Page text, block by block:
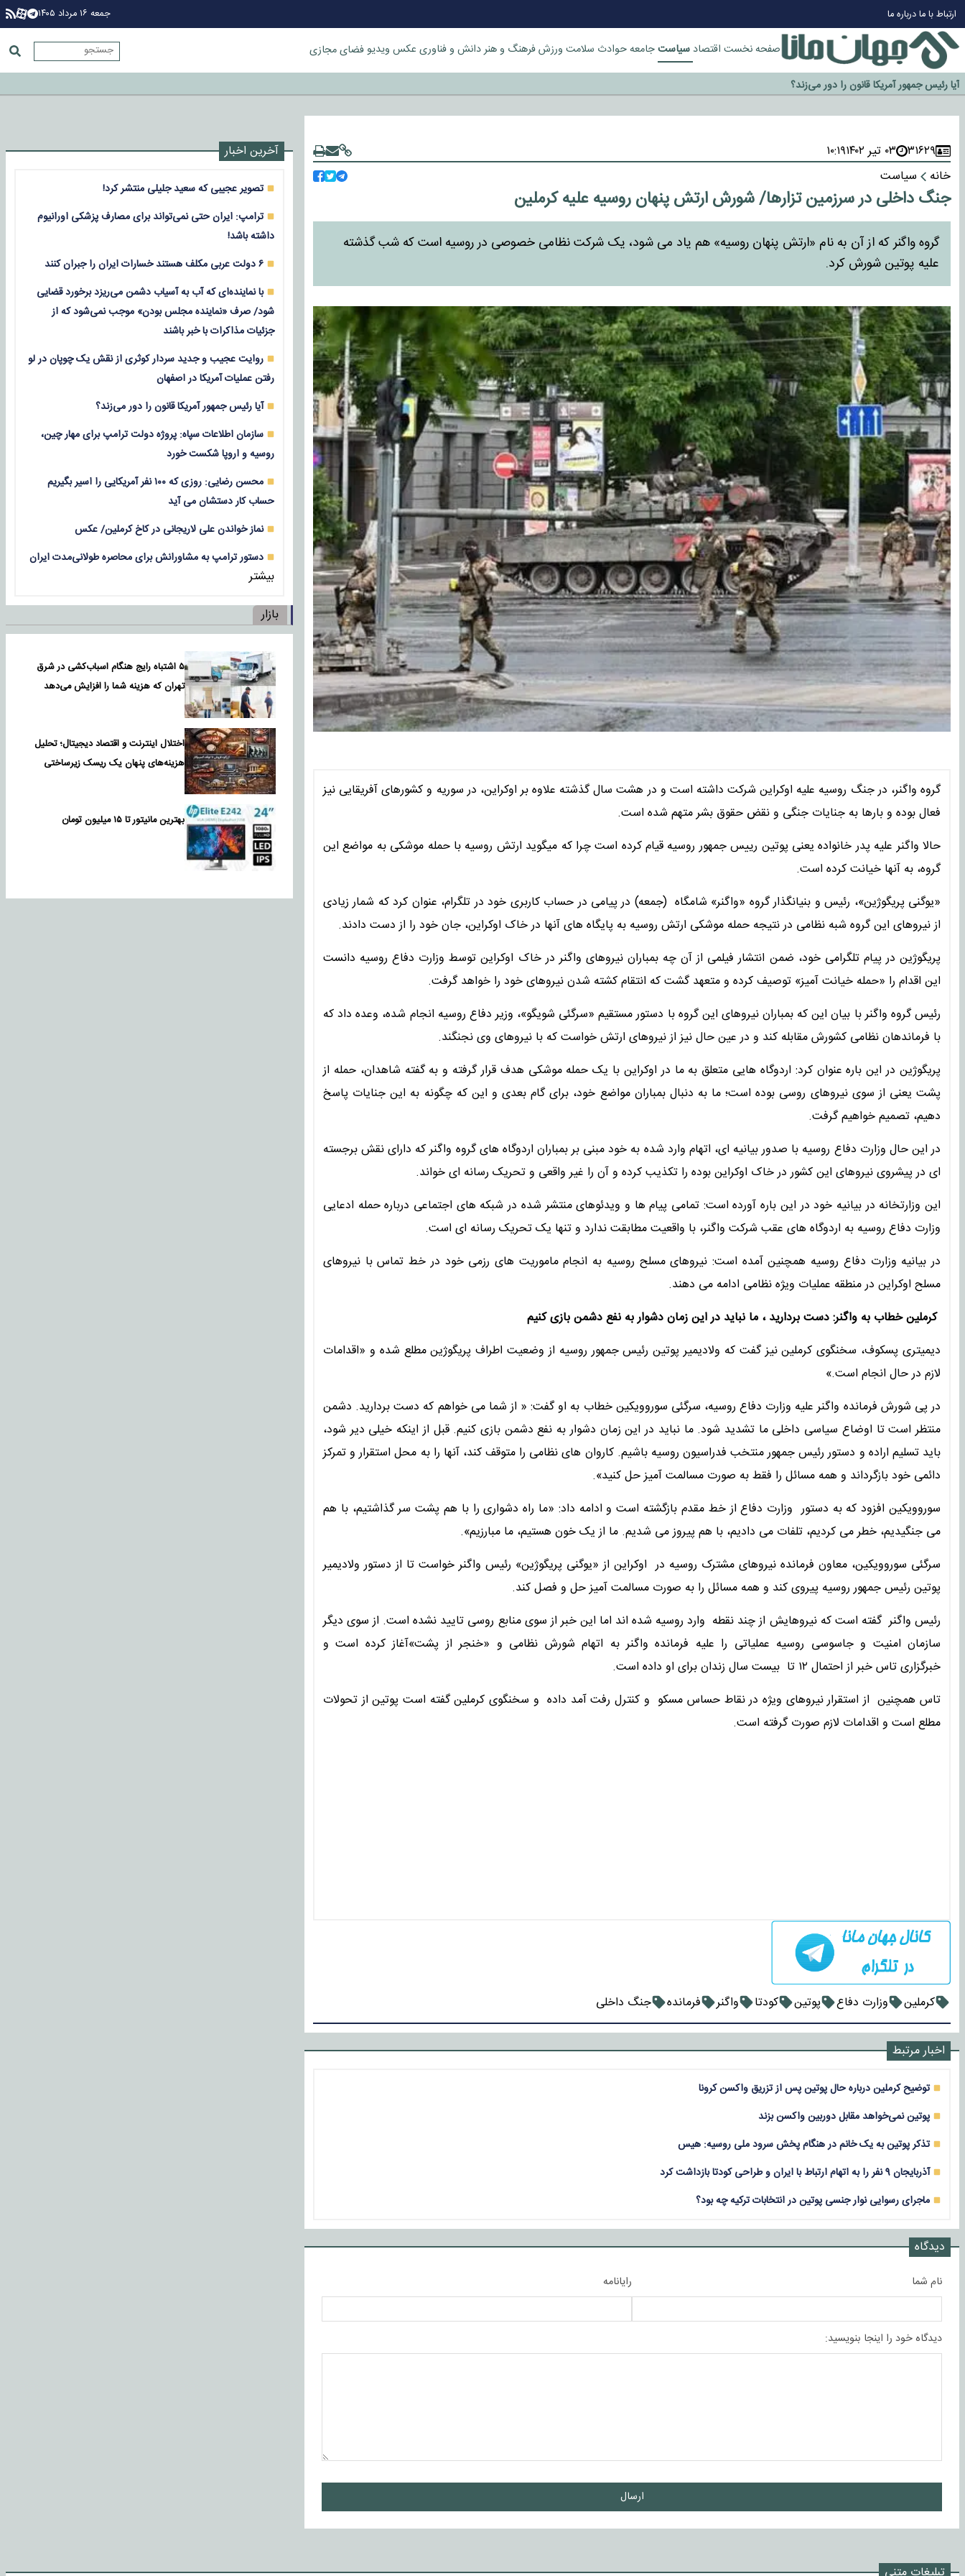
ارتباط با مادرباره ما جمعه ۱۶ مرداد ۱۴۰۵
صفحه نخست اقتصاد سیاستجامعهحوادث سلامت ورزشفرهنگ و هنردانش و فناوری عکس ویدیوفضای مجازی
چرا طلا دوباره افزایشی شد؟
اخراج رسمی چهره نامدار از پرسپولیس
سازمان اطلاعات سپاه: پروژه دولت ترامپ برای مهار چین، روسیه و اروپا شکست خورد
۳۱۶۲۹ ۰۳ تیر ۱۴۰۲
۱۰:۱۹
خانه
سیاست
جنگ داخلی در سرزمین تزارها/ شورش ارتش پنهان روسیه علیه کرملین
گروه واگنر که از آن به نام «ارتش پنهان روسیه» هم یاد می شود، یک شرکت نظامی خصوصی در روسیه است که شب گذشته
علیه پوتین شورش کرد.
گروه واگنر، در جنگ روسیه علیه اوکراین شرکت داشته است و در هشت سال گذشته علاوه بر اوکراین، در سوریه و کشور‌های آفریقایی نیز
فعال بوده و بار‌ها به جنایات جنگی و نقض حقوق بشر متهم شده است.
حالا واگنر علیه پدر خانواده یعنی پوتین رییس جمهور روسیه قیام کرده است چرا که میگوید ارتش روسیه با حمله موشکی به مواضع این
گروه، به آنها خیانت کرده است.
«یوگنی پریگوژین»، رئیس و بنیانگذار گروه «واگنر» شامگاه (جمعه) در پیامی در حساب کاربری خود در تلگرام، عنوان کرد که شمار زیادی
از نیروهای این گروه شبه نظامی در نتیجه حمله موشکی ارتش روسیه به پایگاه های آنها در خاک اوکراین، جان خود را از دست دادند.
پریگوژین در پیام تلگرامی خود، ضمن انتشار فیلمی از آن چه بمباران نیروهای واگنر در خاک اوکراین توسط وزارت دفاع روسیه دانست
این اقدام را «حمله خیانت آمیز» توصیف کرده و متعهد گشت که انتقام کشته شدن نیروهای خود را خواهد گرفت.
رئیس گروه واگنر با بیان این که بمباران نیروهای این گروه با دستور مستقیم «سرگئی شویگو»، وزیر دفاع روسیه انجام شده، وعده داد که
با فرماندهان نظامی کشورش مقابله کند و در عین حال نیز از نیروهای ارتش خواست که با نیروهای وی نجنگند.
پریگوژین در این باره عنوان کرد: اردوگاه هایی متعلق به ما در اوکراین با یک حمله موشکی هدف قرار گرفته و به گفته شاهدان، حمله از
پشت یعنی از سوی نیروهای روسی بوده است؛ ما به دنبال بمباران مواضع خود، برای گام بعدی و این که چگونه به این جنایات پاسخ
دهیم، تصمیم خواهیم گرفت.
در این حال وزارت دفاع روسیه با صدور بیانیه ای، اتهام وارد شده به خود مبنی بر بمباران اردوگاه های گروه واگنر که دارای نقش برجسته
ای در پیشروی نیروهای این کشور در خاک اوکراین بوده را تکذیب کرده و آن را غیر واقعی و تحریک رسانه ای خواند.
این وزارتخانه در بیانیه خود در این باره آورده است: تمامی پیام ها و ویدئوهای منتشر شده در شبکه های اجتماعی درباره حمله ادعایی
وزارت دفاع روسیه به اردوگاه های عقب شرکت واگنر، با واقعیت مطابقت ندارد و تنها یک تحریک رسانه ای است.
در بیانیه وزارت دفاع روسیه همچنین آمده است: نیروهای مسلح روسیه به انجام ماموریت های رزمی خود در خط تماس با نیروهای
مسلح اوکراین در منطقه عملیات ویژه نظامی ادامه می دهند.
کرملین خطاب به واگنر: دست بردارید ، ما نباید در این زمان دشوار به نفع دشمن بازی کنیم
دیمیتری پسکوف، سخنگوی کرملین نیز گفت که ولادیمیر پوتین رئیس جمهور روسیه از وضعیت اطراف پریگوژین مطلع شده و «اقدامات
لازم در حال انجام است.»
در پی شورش فرمانده واگنر علیه وزارت دفاع روسیه، سرگئی سوروویکین خطاب به او گفت: « از شما می خواهم که دست بردارید. دشمن
منتظر است تا اوضاع سیاسی داخلی ما تشدید شود. ما نباید در این زمان دشوار به نفع دشمن بازی کنیم. قبل از اینکه خیلی دیر شود،
باید تسلیم اراده و دستور رئیس جمهور منتخب فدراسیون روسیه باشیم. کاروان های نظامی را متوقف کند، آنها را به محل استقرار و تمرکز
دائمی خود بازگرداند و همه مسائل را فقط به صورت مسالمت آمیز حل کنید».
سوروویکین افزود که به دستور وزارت دفاع از خط مقدم بازگشته است و ادامه داد: «ما راه دشواری را با هم پشت سر گذاشتیم، با هم
می جنگیدیم، خطر می کردیم، تلفات می دادیم، با هم پیروز می شدیم. ما از یک خون هستیم، ما مبارزیم».
سرگئی سوروویکین، معاون فرمانده نیروهای مشترک روسیه در اوکراین از «یوگنی پریگوژین» رئیس واگنر خواست تا از دستور ولادیمیر
پوتین رئیس جمهور روسیه پیروی کند و همه مسائل را به صورت مسالمت آمیز حل و فصل کند.
رئیس واگنر گفته است که نیروهایش از چند نقطه وارد روسیه شده اند اما این خبر از سوی منابع روسی تایید نشده است. از سوی دیگر
سازمان امنیت و جاسوسی روسیه عملیاتی را علیه فرمانده واگنر به اتهام شورش نظامی و «خنجر از پشت»آغاز کرده است و
خبرگزاری تاس خبر از احتمال ۱۲ تا بیست سال زندان برای او داده است.
تاس همچنین از استقرار نیروهای ویژه در نقاط حساس مسکو و کنترل رفت آمد داده و سخنگوی کرملین گفته است پوتین از تحولات
مطلع است و اقدامات لازم صورت گرفته است.
کرملین وزارت دفاع پوتین کودتا واگنر فرمانده جنگ داخلی
اخبار مرتبط
توضیح کرملین درباره حال پوتین پس از تزریق واکسن کرونا
پوتین نمی‌خواهد مقابل دوربین واکسن بزند
تذکر پوتین به یک خانم در هنگام پخش سرود ملی روسیه: هیس
آذربایجان 9 نفر را به اتهام ارتباط با ایران و طراحی کودتا بازداشت کرد
ماجرای رسوایی نوار جنسی پوتین در انتخابات ترکیه چه بود؟
دیدگاه
نام شما رایانامه
دیدگاه خود را اینجا بنویسید:
ارسال
آخرین اخبار
تصویر عجیبی که سعید جلیلی منتشر کرد!
ترامپ: ایران حتی نمی‌تواند برای مصارف پزشکی اورانیوم
داشته باشد!
۶ دولت عربی مکلف هستند خسارات ایران را جبران کنند
با نماینده‌ای که آب به آسیاب دشمن می‌ریزد برخورد قضایی
شود/ صرف «نماینده مجلس بودن» موجب نمی‌شود که از
جزئیات مذاکرات با خبر باشند
روایت عجیب و جدید سردار کوثری از نقش یک چوپان در لو
رفتن عملیات آمریکا در اصفهان
آیا رئیس جمهور آمریکا قانون را دور می‌زند؟
سازمان اطلاعات سپاه: پروژه دولت ترامپ برای مهار چین،
روسیه و اروپا شکست خورد
محسن رضایی: روزی که ۱۰۰ نفر آمریکایی را اسیر بگیریم
حساب کار دستشان می آید
نماز خواندن علی لاریجانی در کاخ کرملین/ عکس
دستور ترامپ به مشاورانش برای محاصره طولانی‌مدت ایران
بیشتر
بازار
۵ اشتباه رایج هنگام اسباب‌کشی در شرق
تهران که هزینه شما را افزایش می‌دهد
اختلال اینترنت و اقتصاد دیجیتال؛ تحلیل
هزینه‌های پنهان یک ریسک زیرساختی
بهترین مانیتور تا ۱۵ میلیون تومان